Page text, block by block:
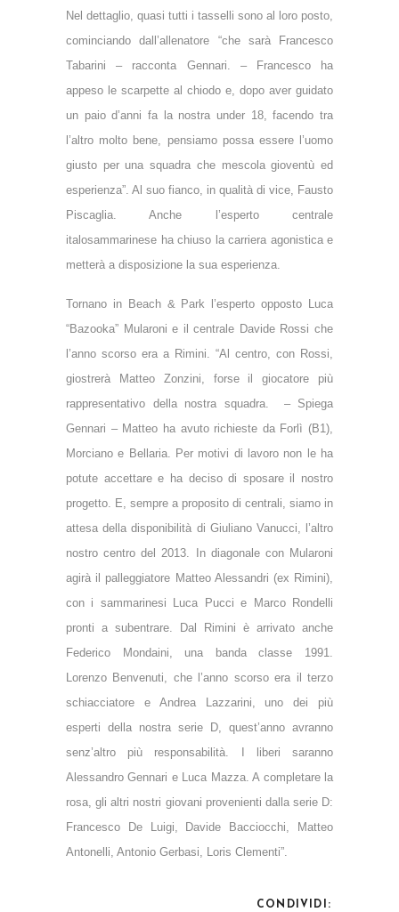
Nel dettaglio, quasi tutti i tasselli sono al loro posto,
cominciando dall’allenatore “che sarà Francesco
Tabarini – racconta Gennari. – Francesco ha
appeso le scarpette al chiodo e, dopo aver guidato
un paio d’anni fa la nostra under 18, facendo tra
l’altro molto bene, pensiamo possa essere l’uomo
giusto per una squadra che mescola gioventù ed
esperienza”. Al suo fianco, in qualità di vice, Fausto
Piscaglia. Anche l’esperto centrale
italosammarinese ha chiuso la carriera agonistica e
metterà a disposizione la sua esperienza.
Tornano in Beach & Park l’esperto opposto Luca
“Bazooka” Mularoni e il centrale Davide Rossi che
l’anno scorso era a Rimini. “Al centro, con Rossi,
giostrerà Matteo Zonzini, forse il giocatore più
rappresentativo della nostra squadra.
– Spiega
Gennari – Matteo ha avuto richieste da Forlì (B1),
Morciano e Bellaria. Per motivi di lavoro non le ha
potute accettare e ha deciso di sposare il nostro
progetto. E, sempre a proposito di centrali, siamo in
attesa della disponibilità di Giuliano Vanucci, l’altro
nostro centro del 2013. In diagonale con Mularoni
agirà il palleggiatore Matteo Alessandri (ex Rimini),
con i sammarinesi Luca Pucci e Marco Rondelli
pronti a subentrare. Dal Rimini è arrivato anche
Federico Mondaini, una banda classe 1991.
Lorenzo Benvenuti, che l’anno scorso era il terzo
schiacciatore e Andrea Lazzarini, uno dei più
esperti della nostra serie D, quest’anno avranno
senz’altro più responsabilità. I liberi saranno
Alessandro Gennari e Luca Mazza. A completare la
rosa, gli altri nostri giovani provenienti dalla serie D:
Francesco De Luigi, Davide Bacciocchi, Matteo
Antonelli, Antonio Gerbasi, Loris Clementi”.
CONDIVIDI: